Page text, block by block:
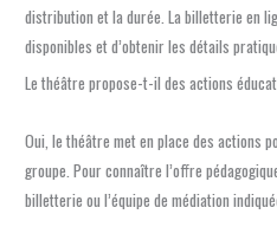
distribution et la durée. La billetterie en
disponibles et d’obtenir les détails
Le théâtre propose-t-il des actions
Oui, le théâtre met en place des actions
groupe. Pour connaître l’offre
billetterie ou l’équipe de médiation